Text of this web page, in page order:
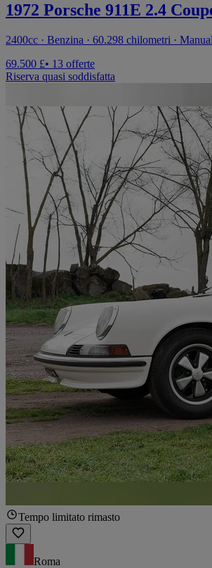
1972 Porsche 911E 2.4
2400cc · Benzina · 60.298 chilometri ·
69.500 £• 13 offerte
Riserva quasi soddisfatta
Tempo limitato rimasto
Roma